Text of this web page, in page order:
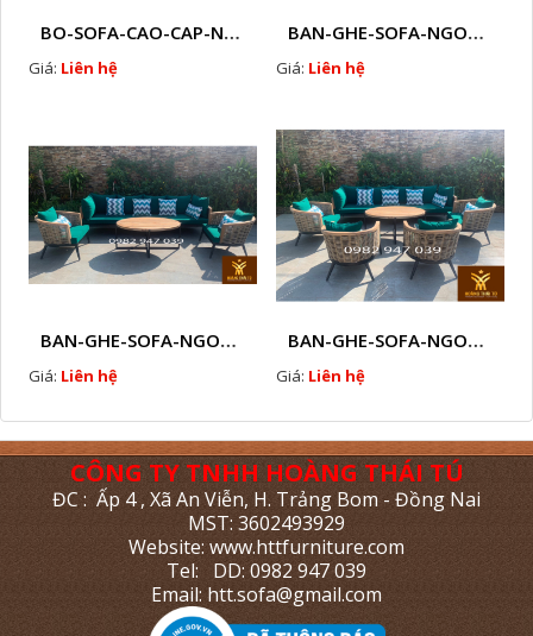
BO-SOFA-CAO-CAP-NHUA-GIA-MAY-HTT - S88
Giá: Liên hệ
BAN-GHE-SOFA-NGOAI-TROI-GIA-MAY-KN12
Giá: Liên hệ
BAN-GHE-SOFA-NGOAI-TROI-GIA-MAY-KN11
Giá: Liên hệ
BAN-GHE-SOFA-NGOAI-TROI-GIA-MAY-KN10
Giá: Liên hệ
CÔNG TY TNHH HOÀNG THÁI TÚ
ĐC : Ấp 4 , Xã An Viễn, H. Trảng Bom - Đồng Nai
MST: 3602493929
Website: www.httfurniture.com
Tel: DD: 0982 947 039
Email: htt.sofa@gmail.com